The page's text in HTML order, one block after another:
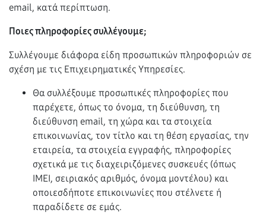
email, κατά περίπτωση.
Ποιες πληροφορίες συλλέγουμε;
Συλλέγουμε διάφορα είδη προσωπικών πληροφοριών σε
σχέση με τις Επιχειρηματικές Υπηρεσίες.
Θα συλλέξουμε προσωπικές πληροφορίες που
παρέχετε, όπως το όνομα, τη διεύθυνση, τη
διεύθυνση email, τη χώρα και τα στοιχεία
επικοινωνίας, τον τίτλο και τη θέση εργασίας, την
εταιρεία, τα στοιχεία εγγραφής, πληροφορίες
σχετικά με τις διαχειριζόμενες συσκευές (όπως
IMEI, σειριακός αριθμός, όνομα μοντέλου) και
οποιεσδήποτε επικοινωνίες που στέλνετε ή
παραδίδετε σε εμάς.